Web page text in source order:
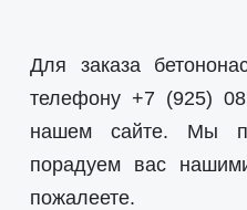
Для заказа
телефону +7 (925)
нашем сайте. Мы
порадуем вас
пожалеете.